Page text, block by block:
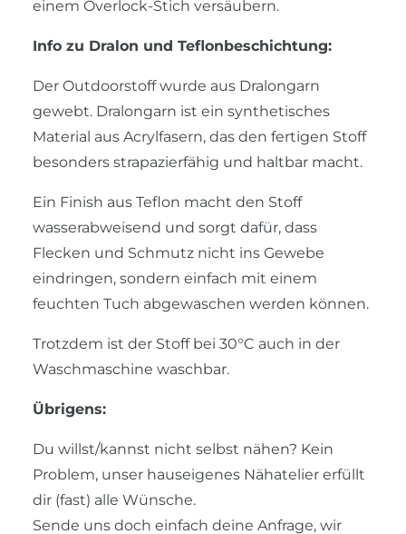
einem Overlock-Stich versäubern.
Info zu Dralon und Teflonbeschichtung:
Der Outdoorstoff wurde aus Dralongarn
gewebt. Dralongarn ist ein synthetisches
Material aus Acrylfasern, das den fertigen Stoff
besonders strapazierfähig und haltbar macht.
Ein Finish aus Teflon macht den Stoff
wasserabweisend und sorgt dafür, dass
Flecken und Schmutz nicht ins Gewebe
eindringen, sondern einfach mit einem
feuchten Tuch abgewaschen werden können.
Trotzdem ist der Stoff bei 30°C auch in der
Waschmaschine waschbar.
Übrigens:
Du willst/kannst nicht selbst nähen? Kein
Problem, unser hauseigenes Nähatelier erfüllt
dir (fast) alle Wünsche.
Sende uns doch einfach deine Anfrage, wir